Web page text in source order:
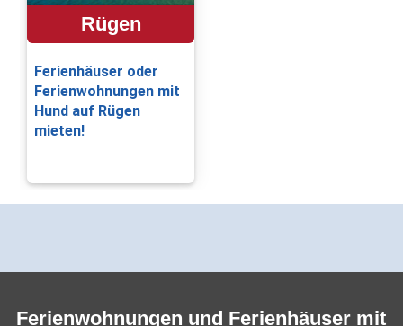
Rügen
Ferienhäuser oder
Ferienwohnungen mit
Hund auf Rügen
mieten!
Ferienwohnungen und Ferienhäuser mit